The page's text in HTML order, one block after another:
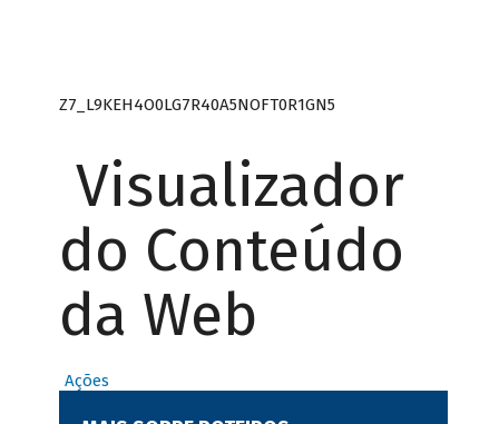
Z7_L9KEH4O0LG7R40A5NOFT0R1GN5
Visualizador
do Conteúdo
da Web
Ações